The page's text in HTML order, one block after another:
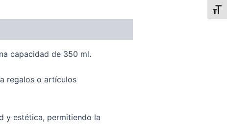
capacidad de 350 ml.
regalos o artículos
y estética, permitiendo la